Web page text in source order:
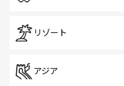
リゾート
アジア